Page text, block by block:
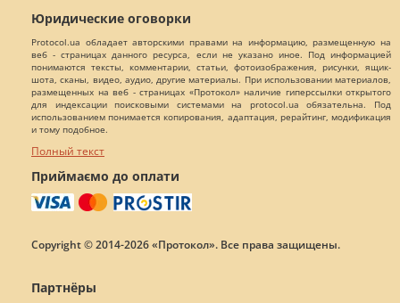
Юридические оговорки
Protocol.ua обладает авторскими правами на информацию, размещенную на
веб - страницах данного ресурса, если не указано иное. Под информацией
понимаются тексты, комментарии, статьи, фотоизображения, рисунки, ящик-
шота, сканы, видео, аудио, другие материалы. При использовании материалов,
размещенных на веб - страницах «Протокол» наличие гиперссылки открытого
для индексации поисковыми системами на protocol.ua обязательна. Под
использованием понимается копирования, адаптация, рерайтинг, модификация
и тому подобное.
Полный текст
Приймаємо до оплати
Copyright © 2014-2026 «Протокол». Все права защищены.
Партнёры